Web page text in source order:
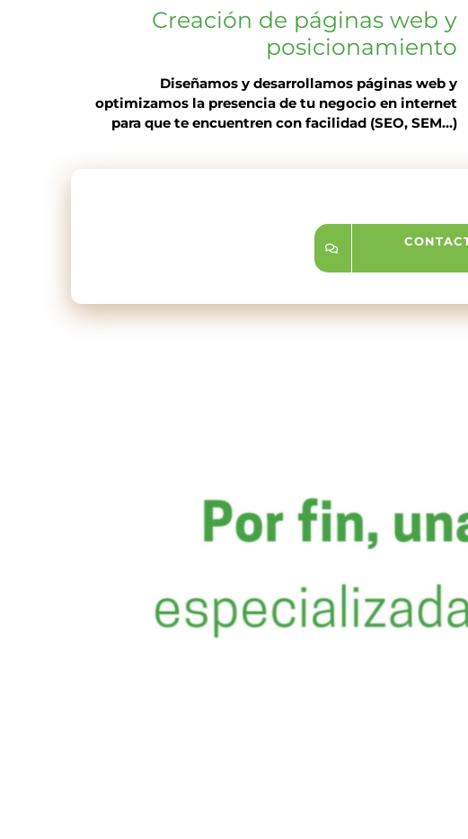
Creación de páginas web y
posicionamiento
Diseñamos y desarrollamos páginas web y
optimizamos la presencia de tu negocio en internet
para que te encuentren con facilidad (SEO, SEM…)